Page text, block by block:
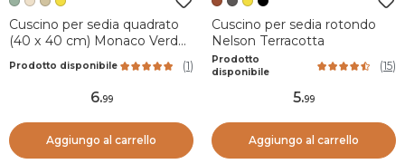
Cuscino per sedia quadrato
(40 x 40 cm) Monaco Verde
Prodotto disponibile (1)
6.99
Aggiungo al carrello
Cuscino per sedia rotondo
Nelson Terracotta
Prodotto
disponibile
(15)
5.99
Aggiungo al carrello